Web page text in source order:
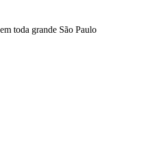
toda grande São Paulo